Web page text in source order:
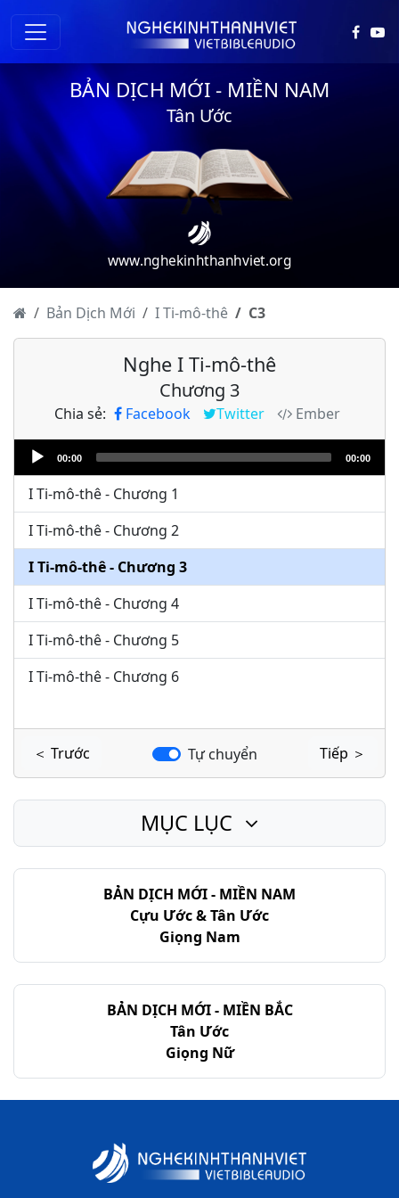
BẢN DỊCH MỚI - MIỀN NAM
Tân Ước
www.nghekinhthanhviet.org
Bản Dịch Mới I Ti-mô-thê C3
Nghe I Ti-mô-thê
Chương 3
Chia sẻ: Facebook Twitter
Ember
Audio
Player
00:00 00:00
I Ti-mô-thê - Chương 1
I Ti-mô-thê - Chương 2
I Ti-mô-thê - Chương 3
I Ti-mô-thê - Chương 4
I Ti-mô-thê - Chương 5
I Ti-mô-thê - Chương 6
＜ Trước Tự chuyển Tiếp ＞
BẢN DỊCH MỚI - MIỀN NAM
Cựu Ước & Tân Ước
Giọng Nam
BẢN DỊCH MỚI - MIỀN BẮC
Tân Ước
Giọng Nữ
MỤC LỤC